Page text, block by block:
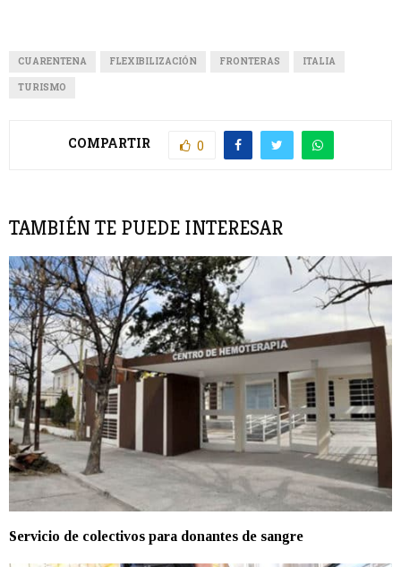
CUARENTENA FLEXIBILIZACIÓN FRONTERAS ITALIA
TURISMO
COMPARTIR 0
TAMBIÉN TE PUEDE INTERESAR
Servicio de colectivos para donantes de sangre